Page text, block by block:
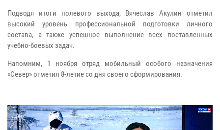
Подводя итоги полевого выхода, Вячеслав Акулин отметил
высокий уровень профессиональной подготовки личного
состава, а также успешное выполнение всех поставленных
учебно-боевых задач.
Напомним, 1 ноября отряд мобильный особого назначения
«Север» отметил 8-летие со дня своего сформирования.